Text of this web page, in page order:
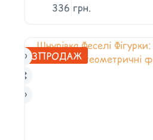
336 грн.
РОЗПРОДАЖ